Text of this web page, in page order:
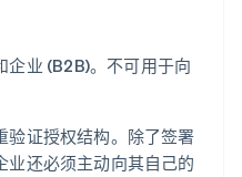
企业 (B2B)。不可用于向
验证授权结构。除了签署
业还必须主动向其自己的